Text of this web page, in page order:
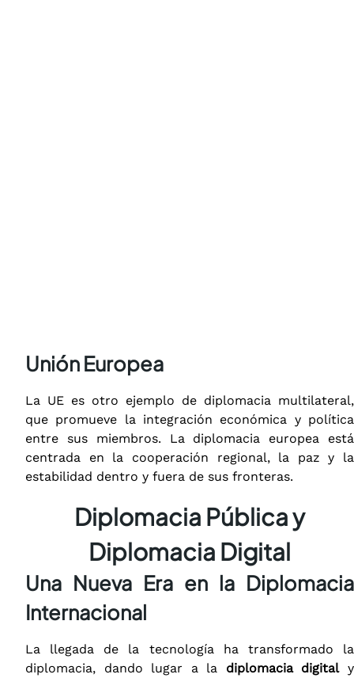
Unión Europea
La UE es otro ejemplo de diplomacia multilateral,
que promueve la integración económica y política
entre sus miembros. La diplomacia europea está
centrada en la cooperación regional, la paz y la
estabilidad dentro y fuera de sus fronteras.
Diplomacia Pública y
Diplomacia Digital
Una Nueva Era en la Diplomacia
Internacional
La llegada de la tecnología ha transformado la
diplomacia, dando lugar a la diplomacia digitaly